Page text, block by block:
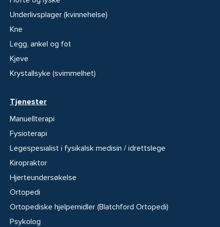
Underlivsplager (kvinnehelse)
Kne
Legg, ankel og fot
Kjeve
Krystallsyke (svimmelhet)
Tjenester
Manuellterapi
Fysioterapi
Legespesialist i fysikalsk medisin / idrettslege
Kiropraktor
Hjerteundersøkelse
Ortopedi
Ortopediske hjelpemidler (Blatchford Ortopedi)
Psykolog